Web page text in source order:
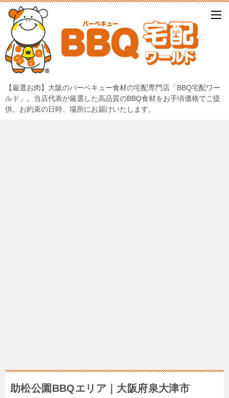
【厳選お肉】大阪のバーベキュー食材の宅配専門店「BBQ宅配ワー
ルド」。当店代表が厳選した高品質のBBQ食材をお手頃価格でご提
供。お約束の日時、場所にお届けいたします。
助松公園BBQエリア｜大阪府泉大津市